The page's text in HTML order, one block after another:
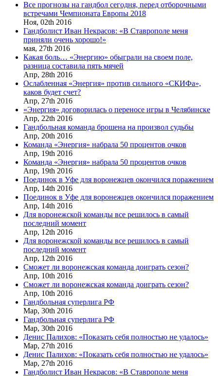
Все прогнозы на гандбол сегодня, перед отборочными
встречами Чемпионата Европы 2018
Ноя, 02th 2016
Гандболист Иван Некрасов: «В Ставрополе меня
приняли очень хорошо!»
мая, 27th 2016
Какая боль… «Энергию» обыграли на своем поле,
разница составила пять мячей
Апр, 28th 2016
Ослабленная «Энергия» против сильного «СКИФа»,
каков будет счет?
Апр, 27th 2016
«Энергия» договорилась о переносе игры в Челябинске
Апр, 22th 2016
Гандбольная команда брошена на произвол судьбы
Апр, 20th 2016
Команда «Энергия» набрала 50 процентов очков
Апр, 19th 2016
Команда «Энергия» набрала 50 процентов очков
Апр, 19th 2016
Поединок в Уфе для воронежцев окончился поражением
Апр, 14th 2016
Поединок в Уфе для воронежцев окончился поражением
Апр, 14th 2016
Для воронежской команды все решилось в самый
последний момент
Апр, 12th 2016
Для воронежской команды все решилось в самый
последний момент
Апр, 12th 2016
Сможет ли воронежская команда доиграть сезон?
Апр, 10th 2016
Сможет ли воронежская команда доиграть сезон?
Апр, 10th 2016
Гандбольная суперлига РФ
Мар, 30th 2016
Гандбольная суперлига РФ
Мар, 30th 2016
Денис Палихов: «Показать себя полностью не удалось»
Мар, 27th 2016
Денис Палихов: «Показать себя полностью не удалось»
Мар, 27th 2016
Гандболист Иван Некрасов: «В Ставрополе меня